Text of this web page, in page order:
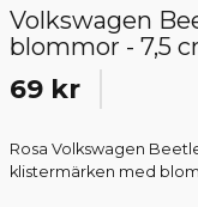
Volkswagen
blommor - 7,5
69 kr
Rosa Volkswagen
klistermärken med